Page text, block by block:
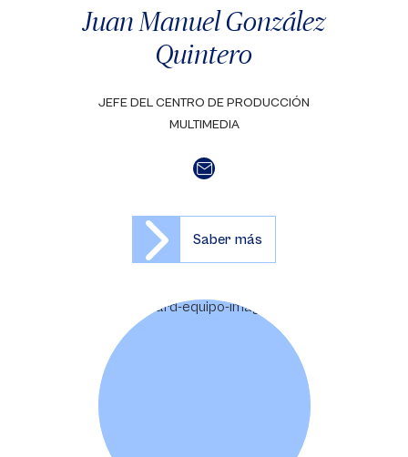
Juan Manuel González
Quintero
JEFE DEL CENTRO DE PRODUCCIÓN
MULTIMEDIA
Saber más